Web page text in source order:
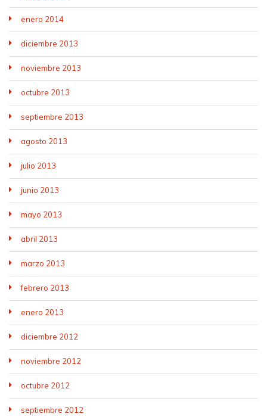
enero 2014
diciembre 2013
noviembre 2013
octubre 2013
septiembre 2013
agosto 2013
julio 2013
junio 2013
mayo 2013
abril 2013
marzo 2013
febrero 2013
enero 2013
diciembre 2012
noviembre 2012
octubre 2012
septiembre 2012